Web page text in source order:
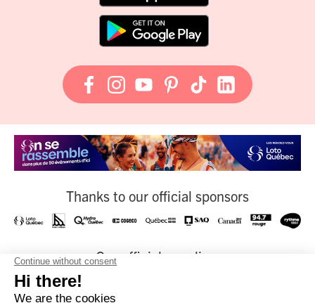
Thanks to our official sponsors
Our official suppliers